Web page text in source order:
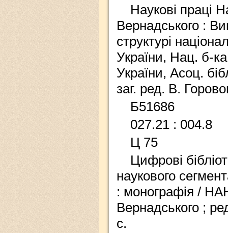
Наукові праці
Вернадського :
структурі
України, Нац. б-
України, Асоц.
заг. ред. В.
Б51686
027.21 : 004.8
Ц 75
Цифрові
наукового
: монографія /
Вернадського ;
с.